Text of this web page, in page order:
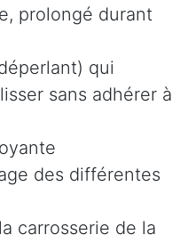
prolongé durant
qui
sans adhérer à
des différentes
carrosserie de la